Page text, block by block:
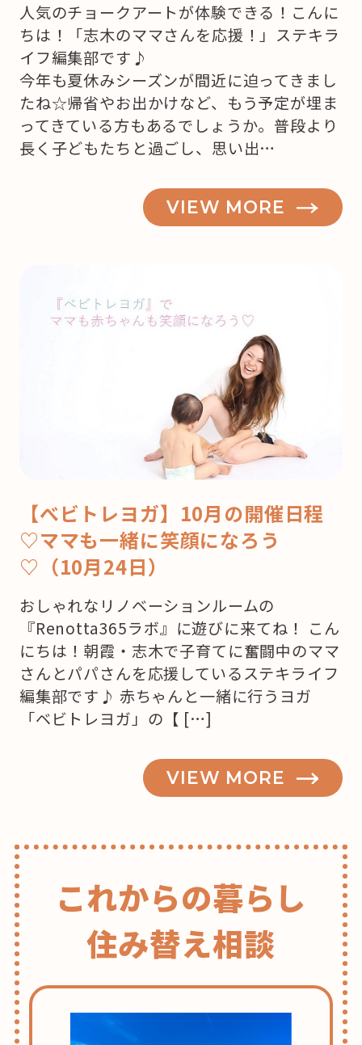
人気のチョークアートが体験できる！こんに
ちは！「志木のママさんを応援！」ステキラ
イフ編集部です♪
今年も夏休みシーズンが間近に迫ってきまし
たね☆帰省やお出かけなど、もう予定が埋ま
ってきている方もあるでしょうか。普段より
長く子どもたちと過ごし、思い出…
VIEW MORE
【べビトレヨガ】10月の開催日程
♡ママも一緒に笑顔になろう
♡（10月24日）
おしゃれなリノベーションルームの
『Renotta365ラボ』に遊びに来てね！ こん
にちは！朝霞・志木で子育てに奮闘中のママ
さんとパパさんを応援しているステキライフ
編集部です♪ 赤ちゃんと一緒に行うヨガ
「ベビトレヨガ」の【 […]
VIEW MORE
これからの暮らし
住み替え相談